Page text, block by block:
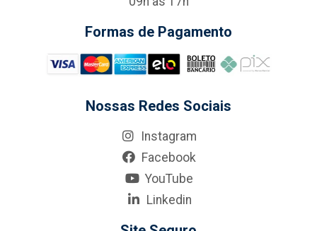
Formas de Pagamento
Nossas Redes Sociais
Instagram
Facebook
YouTube
Linkedin